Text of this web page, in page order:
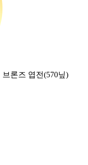
브론즈 엽전(570닢)